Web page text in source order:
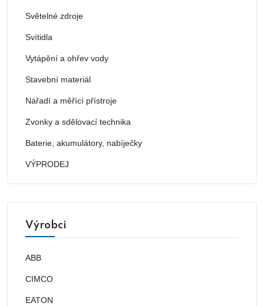
Světelné zdroje
Svítidla
Vytápění a ohřev vody
Stavební materiál
Nářadí a měřící přístroje
Zvonky a sdělovací technika
Baterie, akumulátory, nabíječky
VÝPRODEJ
Výrobci
ABB
CIMCO
EATON